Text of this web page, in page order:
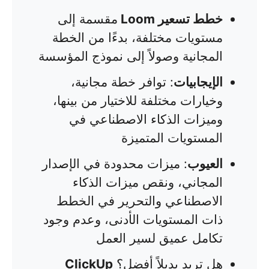
خطط تسعير Loom
مقسمة إلى
مستويات مختلفة، بدءًا من الخطة
المجانية وصولاً إلى نموذج المؤسسة
الإيجابيات: توافر خطة مجانية،
وخيارات مختلفة للاختيار من بينها،
وميزات الذكاء الاصطناعي في
المستويات المتميزة
العيوب: ميزات محدودة في الإصدار
المجاني، ونقص ميزات الذكاء
الاصطناعي والتحرير في الخطط
ذات المستويات الأدنى، وعدم وجود
تكامل عميق لسير العمل
هل تريد بديلاً أفضل؟ ClickUp